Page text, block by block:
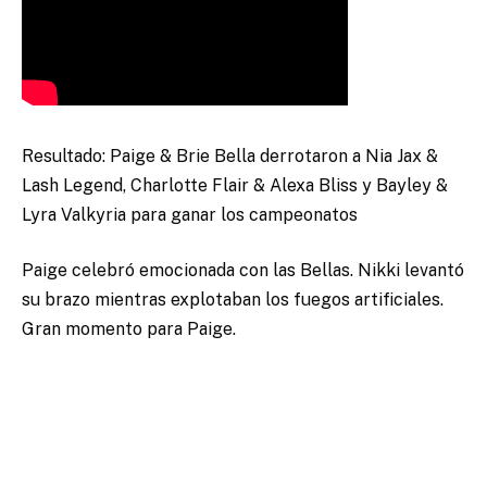
Resultado: Paige & Brie Bella derrotaron a Nia Jax &
Lash Legend, Charlotte Flair & Alexa Bliss y Bayley &
Lyra Valkyria para ganar los campeonatos
Paige celebró emocionada con las Bellas. Nikki levantó
su brazo mientras explotaban los fuegos artificiales.
Gran momento para Paige.